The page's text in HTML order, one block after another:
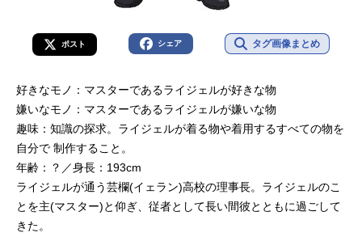
ポスト シェア タグ画像まとめ
好きなモノ：マスターであるライジェルが好きな物
嫌いなモノ：マスターであるライジェルが嫌いな物
趣味：知識の探求。ライジェルが着る物や着用するすべての物を
自分で 制作すること。
年齢：？／身長：193cm
ライジェルが通う芸欄(イェラン)高校の理事長。ライジェルのこ
とを主(マスター)と仰ぎ、従者として長い間彼とともに過ごして
きた。